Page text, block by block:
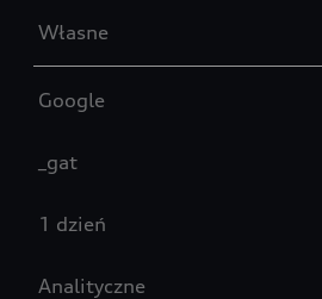
Własne
Google
_gat
1 dzień
Analityczne